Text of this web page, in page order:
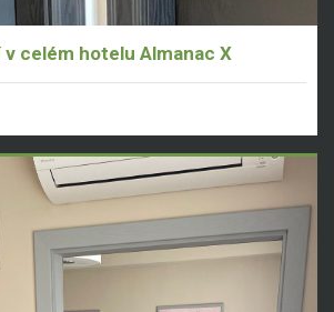
celém hotelu Almanac X